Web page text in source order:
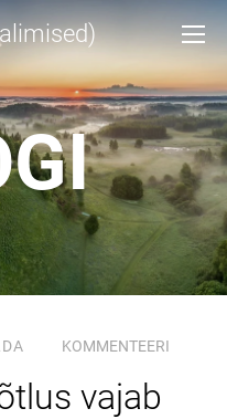
KOMMENTEERI
vajab